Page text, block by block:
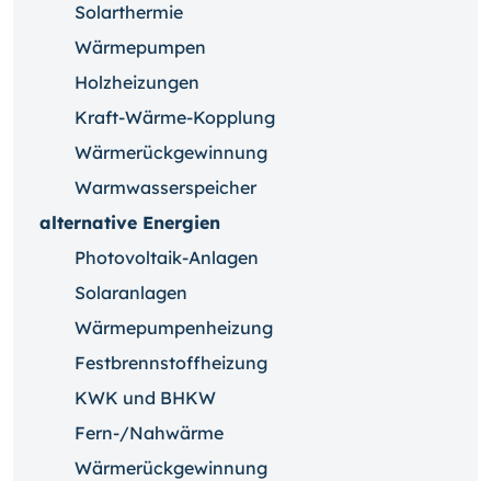
Solarthermie
Wärmepumpen
Holzheizungen
Kraft-Wärme-Kopplung
Wärmerückgewinnung
Warmwasserspeicher
alternative Energien
Photovoltaik-Anlagen
Solaranlagen
Wärmepumpenheizung
Festbrennstoffheizung
KWK und BHKW
Fern-/Nahwärme
Wärmerückgewinnung